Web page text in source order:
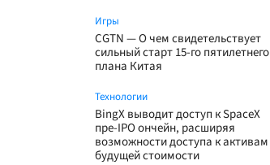
Игры
CGTN — О чем свидетельствует
сильный старт 15-го пятилетнего
плана Китая
Технологии
BingX выводит доступ к SpaceX
пре-IPO ончейн, расширяя
возможности доступа к активам
будущей стоимости